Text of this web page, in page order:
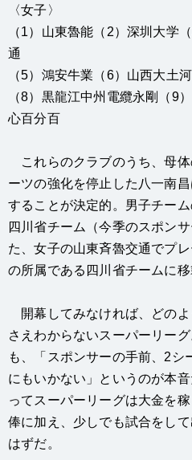
〈女子〉
（1）山東魯能（2）深圳大学
通
（5）鴻安牛業（6）山西大土
（8）黒龍江中州電纜永剛（9
心百分百
これらのクラブのうち、母
ーツの強化を停止した八一南
することが決定的。男子チー
四川省チーム（今季のスポン
た、女子の山東斉魯交通でプ
の所属である四川省チームに移
開幕してみなければ、どの
さえわからないスーパーリー
も、「スポンサーの手前、2シ
にもいかない」というのが本
ってスーパーリーグは大金を
俸に加え、少しでも試合をし
はずだ。